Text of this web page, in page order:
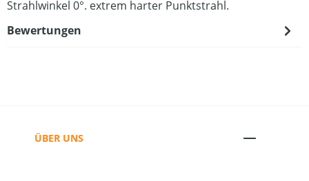
Strahlwinkel 0°. extrem harter Punktstrahl.
Bewertungen
ÜBER UNS